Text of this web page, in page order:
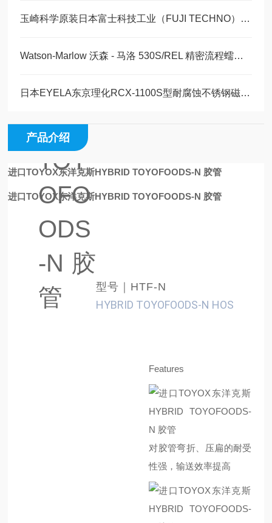
玉崎科学原装日本富士科技工业（FUJI TECHNO）HYSC‑JS‑40
Watson-Marlow 沃森 - 马洛 530S/REL 精密流程蠕动泵 产品详情介绍
日本EYELA东京理化RCX-1100S型耐腐蚀不锈钢磁力搅拌器工作原理
产品介绍
进口TOYOX东洋克斯HYBRID TOYOFOODS-N 胶管
进口TOYOX东洋克斯HYBRID TOYOFOODS-N 胶管
食品,耐油
HYB
RID
TOY
OFO
ODS
-N 胶
管
型号｜HTF-N
HYBRID TOYOFOODS-N HOS
Features
对胶管弯折、压扁的耐受
性强，输送效率提高